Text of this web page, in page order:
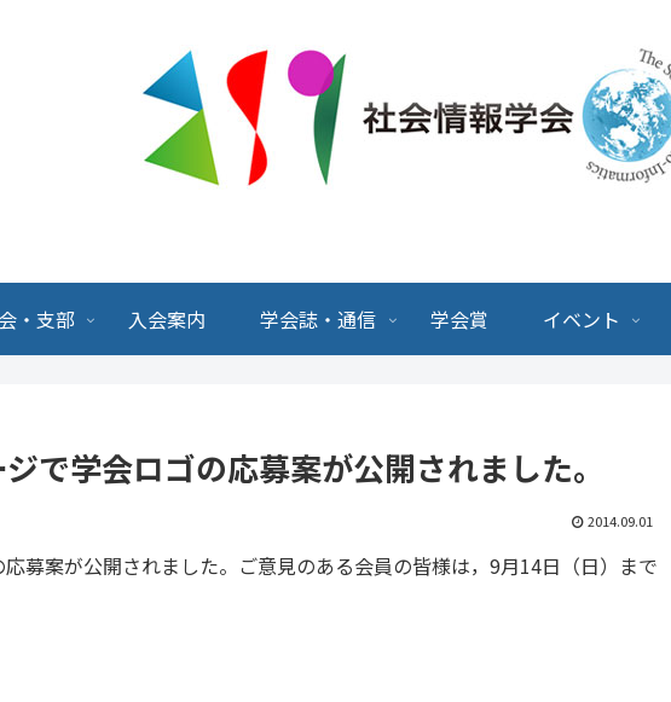
・支部 入会案内 学会誌・通信 学会賞 イベント
で学会ロゴの応募案が公開されました。
2014.09.01
募案が公開されました。ご意見のある会員の皆様は，9月14日（日）まで